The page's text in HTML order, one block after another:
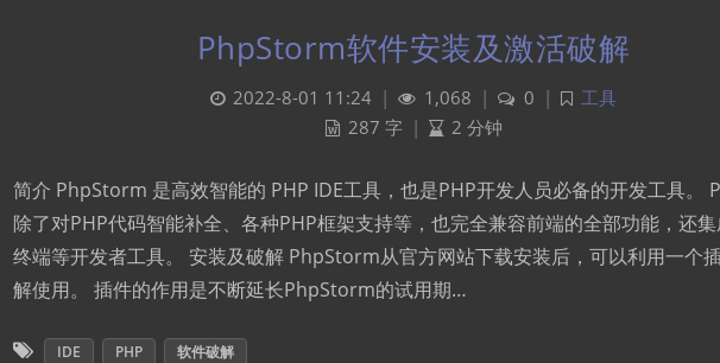
PhpStorm软件安装及激活破解
2022-8-01 11:24 | 1,068 | 0 |
工具
287 字 | 2 分钟
简介 PhpStorm 是高效智能的 PHP IDE工具，也是PHP开发人员必备的开发工具。
除了对PHP代码智能补全、各种PHP框架支持等，也完全兼容前端的全部功能，还集
终端等开发者工具。 安装及破解 PhpStorm从官方网站下载安装后，可以利用一个
解使用。 插件的作用是不断延长PhpStorm的试用期…
IDE PHP 软件破解